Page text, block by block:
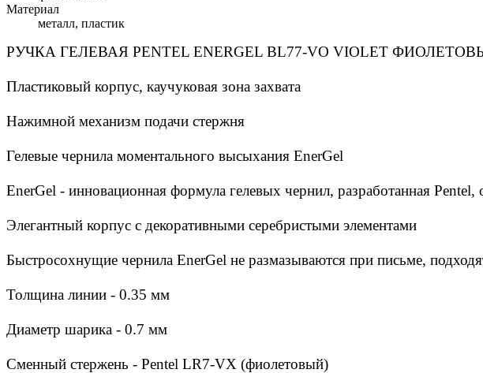
Материал
металл, пластик
РУЧКА ГЕЛЕВАЯ PENTEL ENERGEL BL77-VO VIOLET
Пластиковый корпус, каучуковая зона захвата
Нажимной механизм подачи стержня
Гелевые чернила моментального высыхания EnerGel
EnerGel - инновационная формула гелевых чернил, разработанная
Элегантный корпус с декоративными серебристыми элементами
Быстросохнущие чернила EnerGel не размазываются при письме,
Толщина линии - 0.35 мм
Диаметр шарика - 0.7 мм
Сменный стержень - Pentel LR7-VX (фиолетовый)